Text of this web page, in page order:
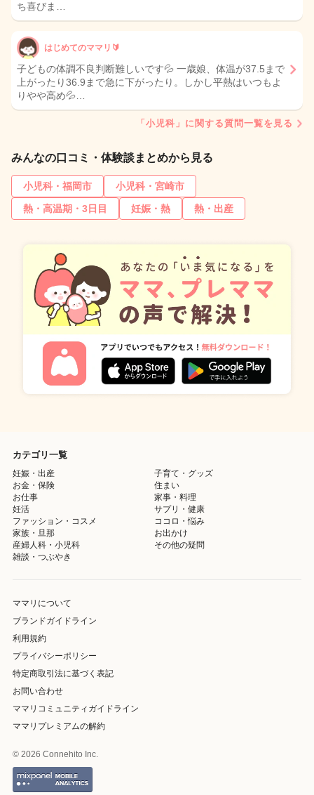
ち喜びま…
はじめてのママリ🔰
子どもの体調不良判断難しいです💦 一歳娘、体温が37.5まで
上がったり36.9まで急に下がったり。しかし平熱はいつもよ
りやや高め💦…
「小児科」に関する質問一覧を見る
みんなの口コミ・体験談まとめから見る
小児科・福岡市
小児科・宮崎市
熱・高温期・3日目
妊娠・熱 熱・出産
カテゴリ一覧
妊娠・出産
子育て・グッズ
お金・保険
住まい
お仕事
家事・料理
妊活
サプリ・健康
ファッション・コスメ
ココロ・悩み
家族・旦那
お出かけ
産婦人科・小児科
その他の疑問
雑談・つぶやき
ママリについて
ブランドガイドライン
利用規約
プライバシーポリシー
特定商取引法に基づく表記
お問い合わせ
ママリコミュニティガイドライン
ママリプレミアムの解約
© 2026 Connehito Inc.